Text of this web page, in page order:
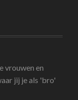
vrouwen en
jij je als 'bro'